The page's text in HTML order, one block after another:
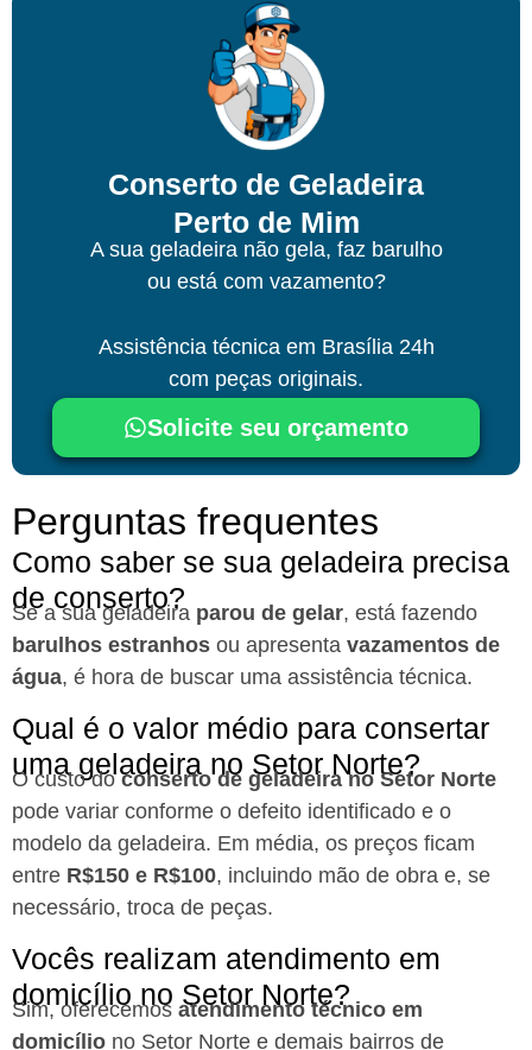
Conserto de Geladeira
Perto de Mim
A sua geladeira não gela, faz barulho
ou está com vazamento?
Assistência técnica em Brasília24h
com peças originais.
Solicite seu orçamento
Perguntas frequentes
Como saber se sua geladeira precisa
de conserto?
Se a sua geladeira parou de gelar, está fazendo
barulhos estranhos ou apresenta vazamentos de
água, é hora de buscar uma assistência técnica.
Qual é o valor médio para consertar
uma geladeira no Setor Norte?
O custo doconserto de geladeira no Setor Norte
pode variar conforme o defeito identificado e o
modelo da geladeira. Em média, os preços ficam
entre R$150 e R$100, incluindo mão de obra e, se
necessário, troca de peças.
Vocês realizam atendimento em
domicílio no Setor Norte?
Sim, oferecemos atendimento técnico em
domicílio no Setor Norte e demais bairros de